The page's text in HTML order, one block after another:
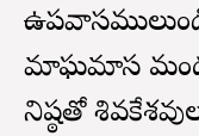
మాఘమాస
నిష్ఠతో